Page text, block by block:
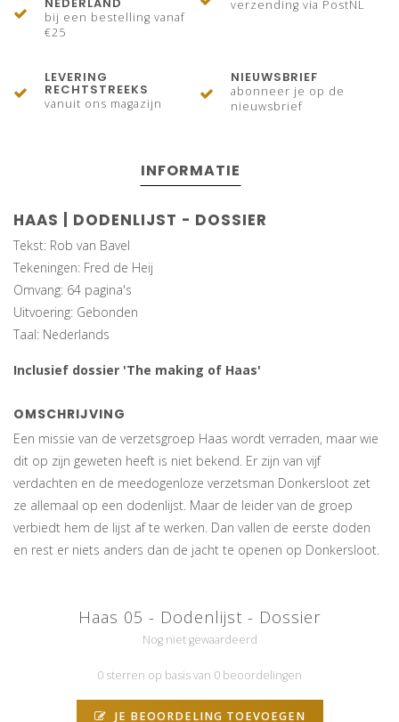
bij een bestelling vanaf
€25
verzending via PostNL
LEVERING
RECHTSTREEKS
vanuit ons magazijn
NIEUWSBRIEF
abonneer je op de
nieuwsbrief
INFORMATIE
HAAS | DODENLIJST - DOSSIER
Tekst: Rob van Bavel
Tekeningen: Fred de Heij
Omvang: 64 pagina's
Uitvoering: Gebonden
Taal: Nederlands
Inclusief dossier 'The making of Haas'
OMSCHRIJVING
Een missie van de verzetsgroep Haas wordt verraden, maar wie
dit op zijn geweten heeft is niet bekend. Er zijn van vijf
verdachten en de meedogenloze verzetsman Donkersloot zet
ze allemaal op een dodenlijst. Maar de leider van de groep
verbiedt hem de lijst af te werken. Dan vallen de eerste doden
en rest er niets anders dan de jacht te openen op Donkersloot.
Haas 05 - Dodenlijst - Dossier
Nog niet gewaardeerd
0 sterren op basis van 0 beoordelingen
JE BEOORDELING TOEVOEGEN